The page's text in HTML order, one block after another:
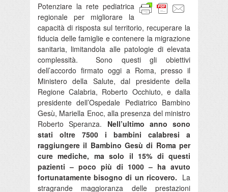
Potenziare la rete pediatrica
regionale per migliorare la
capacità di risposta sul territorio, recuperare la
fiducia delle famiglie e contenere la migrazione
sanitaria, limitandola alle patologie di elevata
complessità. Sono questi gli obiettivi
dell’accordo firmato oggi a Roma, presso il
Ministero della Salute, dal presidente della
Regione Calabria, Roberto Occhiuto, e dalla
presidente dell’Ospedale Pediatrico Bambino
Gesù, Mariella Enoc, alla presenza del ministro
Roberto Speranza. Nell’ultimo anno sono
stati oltre 7500 i bambini calabresi a
raggiungere il Bambino Gesù di Roma per
cure mediche, ma solo il 15% di questi
pazienti – poco più di 1000 – ha avuto
fortunatamente bisogno di un ricovero. La
stragrande maggioranza delle prestazioni